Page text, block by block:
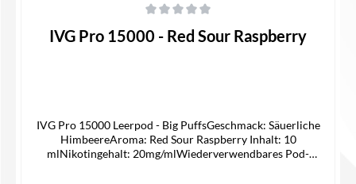
IVG Pro 15000 - Red Sour Raspberry
IVG Pro 15000 Leerpod - Big PuffsGeschmack: Säuerliche
HimbeereAroma: Red Sour Raspberry Inhalt: 10
mlNikotingehalt: 20mg/mlWiederverwendbares Pod-